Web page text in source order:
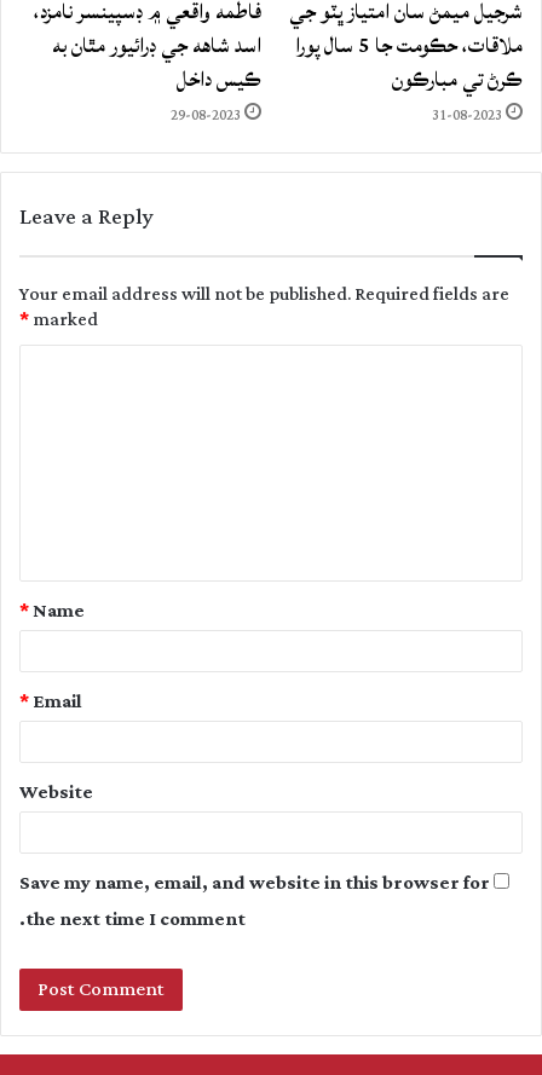
شرجيل ميمڻ سان امتياز ڀٽو جي
ملاقات، حڪومت جا 5 سال پورا
ڪرڻ تي مبارڪون
31-08-2023
فاطمه واقعي ۾ ڊسپينسر نامزد،
اسد شاهه جي ڊرائيور مٿان به
ڪيس داخل
29-08-2023
Leave a Reply
Your email address will not be published.Required fields are
marked
*
t
Name
*
Email
*
Website
Save my name, email, and website in this browser for
the next time I comment.